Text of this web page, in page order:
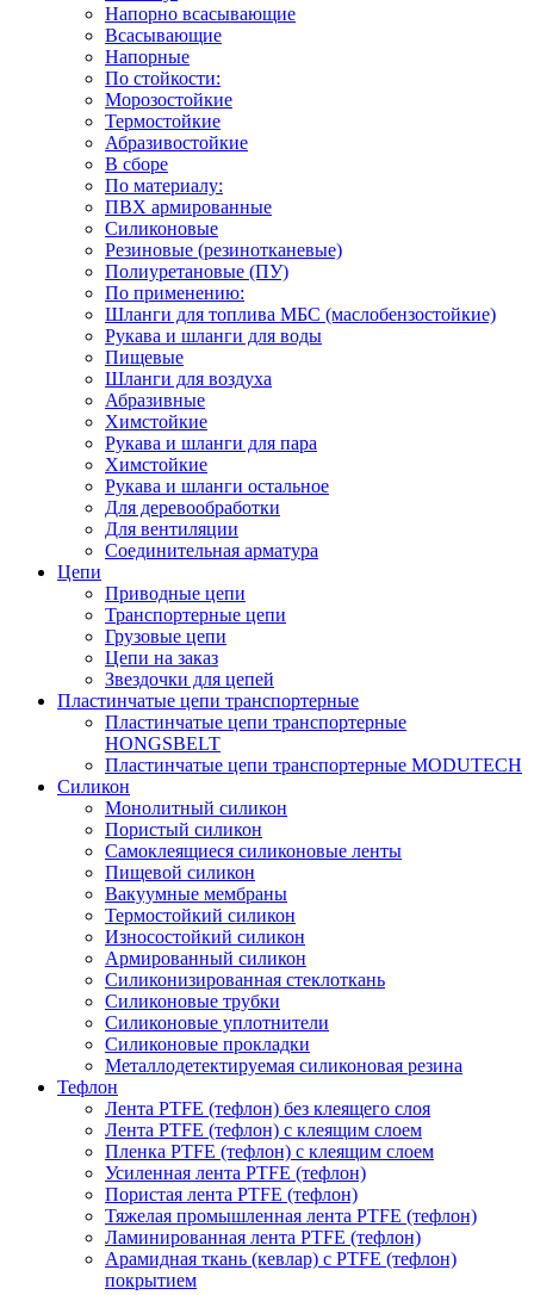
Напорно всасывающие
Всасывающие
Напорные
По стойкости:
Морозостойкие
Термостойкие
Абразивостойкие
В сборе
По материалу:
ПВХ армированные
Силиконовые
Резиновые (резинотканевые)
Полиуретановые (ПУ)
По применению:
Шланги для топлива МБС (маслобензостойкие)
Рукава и шланги для воды
Пищевые
Шланги для воздуха
Абразивные
Химстойкие
Рукава и шланги для пара
Химстойкие
Рукава и шланги остальное
Для деревообработки
Для вентиляции
Соединительная арматура
Цепи
Приводные цепи
Транспортерные цепи
Грузовые цепи
Цепи на заказ
Звездочки для цепей
Пластинчатые цепи транспортерные
Пластинчатые цепи транспортерные
HONGSBELT
Пластинчатые цепи транспортерные MODUTECH
Силикон
Монолитный силикон
Пористый силикон
Самоклеящиеся силиконовые ленты
Пищевой силикон
Вакуумные мембраны
Термостойкий силикон
Износостойкий силикон
Армированный силикон
Силиконизированная стеклоткань
Силиконовые трубки
Силиконовые уплотнители
Силиконовые прокладки
Металлодетектируемая силиконовая резина
Тефлон
Лента PTFE (тефлон) без клеящего слоя
Лента PTFE (тефлон) с клеящим слоем
Пленка PTFE (тефлон) с клеящим слоем
Усиленная лента PTFE (тефлон)
Пористая лента PTFE (тефлон)
Тяжелая промышленная лента PTFE (тефлон)
Ламинированная лента PTFE (тефлон)
Арамидная ткань (кевлар) с PTFE (тефлон)
покрытием